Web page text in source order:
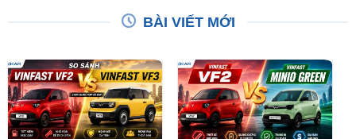
BÀI VIẾT MỚI